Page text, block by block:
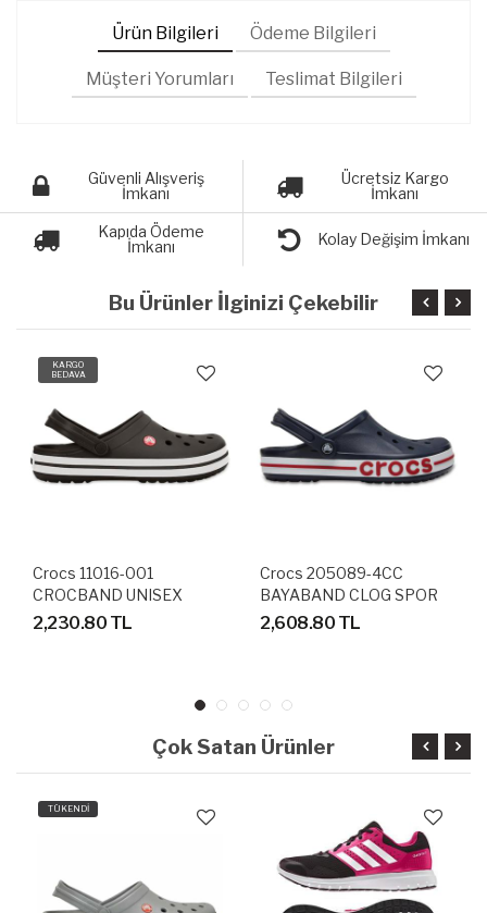
Ürün Bilgileri Ödeme Bilgileri
Müşteri Yorumları Teslimat Bilgileri
Güvenli Alışveriş
İmkanı
Ücretsiz Kargo
İmkanı
Kapıda Ödeme
İmkanı
Kolay Değişim İmkanı
Bu Ürünler İlginizi Çekebilir
KARGO
BEDAVA
Crocs 11016-001
CROCBAND UNISEX
SANDALET TERLİK
2,230.80 TL
Crocs 205089-4CC
BAYABAND CLOG SPOR
TERLİK SANDALET
2,608.80 TL
Çok Satan Ürünler
TÜKENDİ